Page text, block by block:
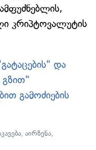
კრიპტოვალუტის
და
გამოძიების
, აირზენა,